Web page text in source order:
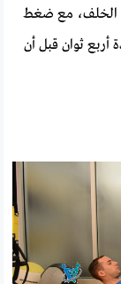
الخلف، مع ضغط
أربع ثوان قبل أن